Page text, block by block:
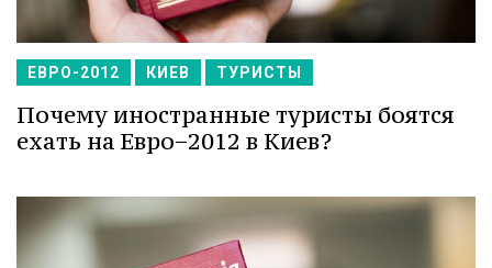
ЕВРО-2012 КИЕВ ТУРИСТЫ
Почему иностранные туристы боятся
ехать на Евро−2012 в Киев?